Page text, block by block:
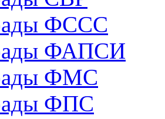
ФCСС
ФАПСИ
ФМС
ФПС